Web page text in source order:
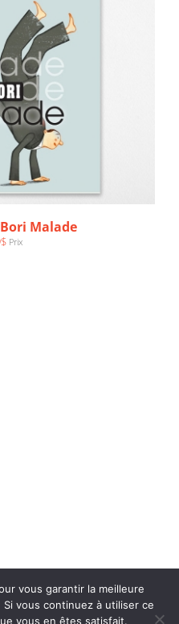
Malade
$ Prix
vous garantir la meilleure
vous continuez à utiliser ce
vous en êtes satisfait.